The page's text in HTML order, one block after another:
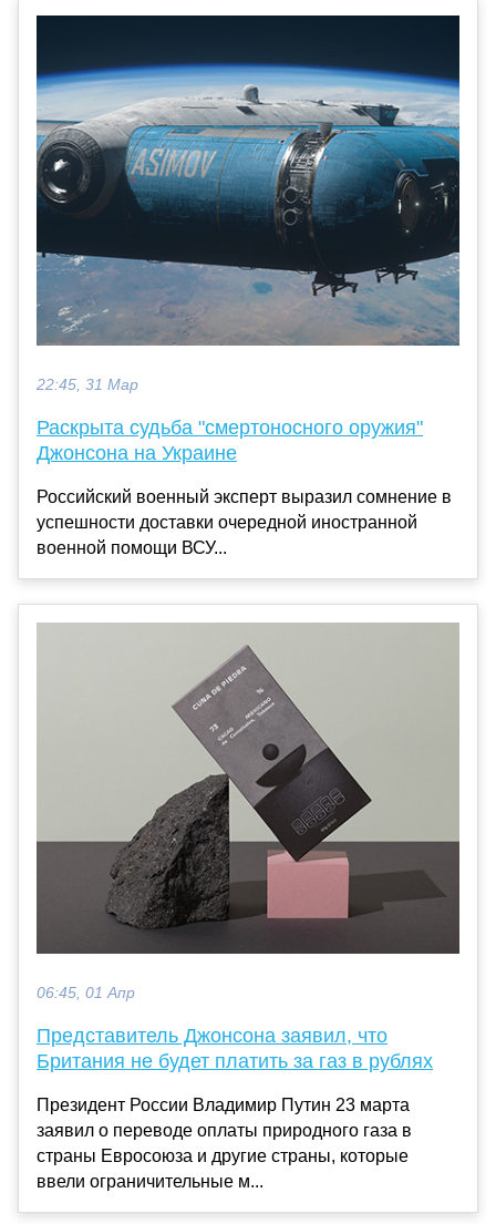
22:45, 31 Мар
Раскрыта судьба "смертоносного оружия"
Джонсона на Украине
Российский военный эксперт выразил сомнение в
успешности доставки очередной иностранной
военной помощи ВСУ...
06:45, 01 Апр
Представитель Джонсона заявил, что
Британия не будет платить за газ в рублях
Президент России Владимир Путин 23 марта
заявил о переводе оплаты природного газа в
страны Евросоюза и другие страны, которые
ввели ограничительные м...